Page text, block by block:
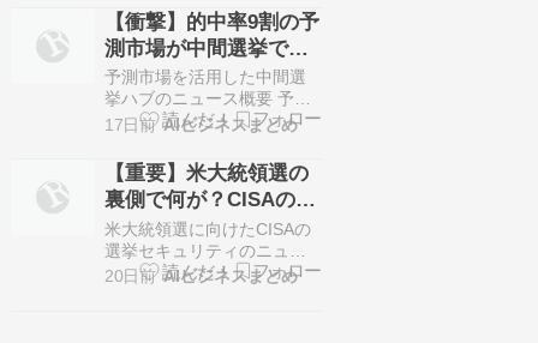
会が支援して…
し記事 How the networks
handled President Trump’s
speech about election
integrity＝各テレビ局は…
【衝撃】的中率9割の予
測市場が中間選挙で証
明！集合知は世論調査
を超えるか
予測市場を活用した中間選
挙ハブのニュース概要 予測
市場の主要企業であるカル
リアルタイムで予測するハ
ブを開設しました。 このハ
ブは選挙結果の予測に加
え、世論調査や資金調達の
統計、過去の選挙データな
どを一元的に提供する場と
17日前 AIビジネスまとめ
【重要】米大統領選の
裏側で何が？CISAの変
質と選挙セキュリティ
の深刻な危機
米大統領選に向けたCISAの
選挙セキュリティのニュー
ス概要 二〇二六年七月十九
20日前 AIビジネスまとめ